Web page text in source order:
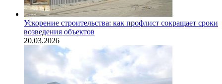
Ускорение строительства: как профлист сокращает сроки
возведения объектов
20.03.2026